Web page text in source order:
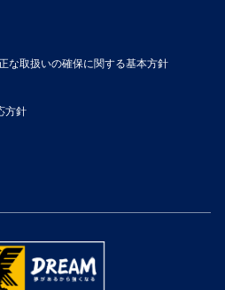
な取扱いの確保に関する基本方針
方針